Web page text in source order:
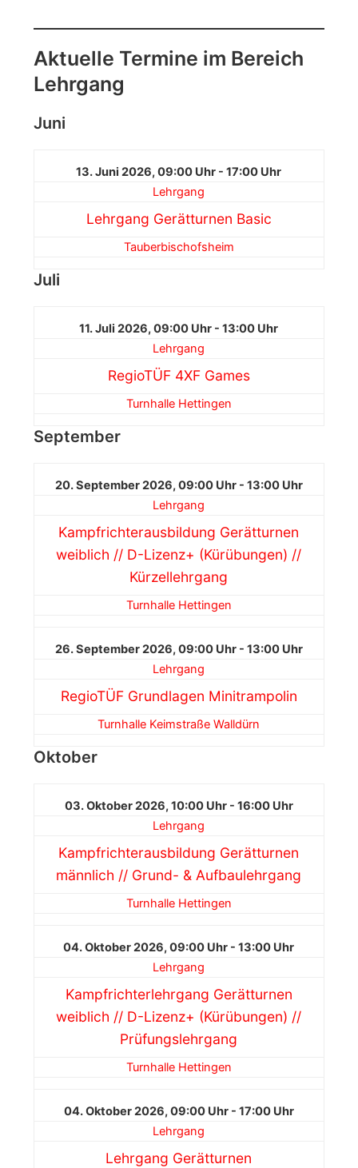
Aktuelle Termine im Bereich
Lehrgang
Juni
13. Juni 2026, 09:00 Uhr - 17:00 Uhr
Lehrgang
Lehrgang Gerätturnen Basic
Tauberbischofsheim
Juli
11. Juli 2026, 09:00 Uhr - 13:00 Uhr
Lehrgang
RegioTÜF 4XF Games
Turnhalle Hettingen
September
20. September 2026, 09:00 Uhr - 13:00 Uhr
Lehrgang
Kampfrichterausbildung Gerätturnen
weiblich // D-Lizenz+ (Kürübungen) //
Kürzellehrgang
Turnhalle Hettingen
26. September 2026, 09:00 Uhr - 13:00 Uhr
Lehrgang
RegioTÜF Grundlagen Minitrampolin
Turnhalle Keimstraße Walldürn
Oktober
03. Oktober 2026, 10:00 Uhr - 16:00 Uhr
Lehrgang
Kampfrichterausbildung Gerätturnen
männlich // Grund- & Aufbaulehrgang
Turnhalle Hettingen
04. Oktober 2026, 09:00 Uhr - 13:00 Uhr
Lehrgang
Kampfrichterlehrgang Gerätturnen
weiblich // D-Lizenz+ (Kürübungen) //
Prüfungslehrgang
Turnhalle Hettingen
04. Oktober 2026, 09:00 Uhr - 17:00 Uhr
Lehrgang
Lehrgang Gerätturnen